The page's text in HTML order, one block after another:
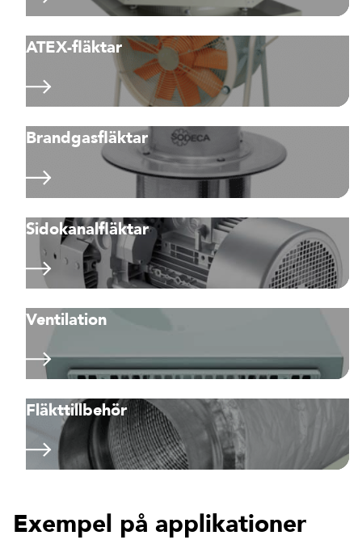
ATEX-fläktar
Brandgasfläktar
Sidokanalfläktar
Ventilation
Fläkttillbehör
Exempel på applikationer